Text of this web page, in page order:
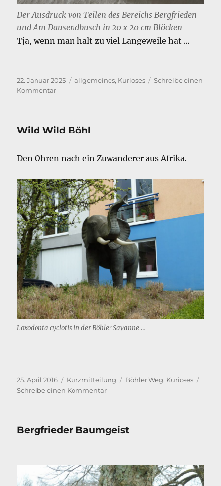
Der Ausdruck von Teilen des Bereichs Bergfrieden
und Am Dausendbusch in 20 x 20 cm Blöcken
Tja, wenn man halt zu viel Langeweile hat …
Veröffentlicht
am
22. Januar 2025 Kategorien
allgemeines, Kurioses
Schreibe einen
Kommentarzu
zu
hat…
Wild Wild Böhl
Den Ohren nach ein Zuwanderer aus Afrika.
Loxodonta cyclotis in der Böhler Savanne …
Veröffentlicht
am
25. April 2016 Format
Kurzmitteilung Kategorien
Böhler Weg, Kurioses
Schreibe einen Kommentarzu
Bergfrieder Baumgeist